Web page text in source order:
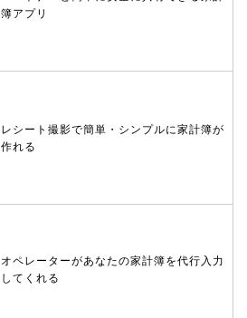
簿アプリ
レシート撮影で簡単・シンプルに家計簿が
作れる
オペレーターがあなたの家計簿を代行入力
してくれる